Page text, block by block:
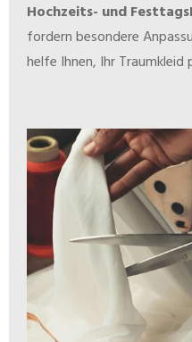
Hochzeits- und
fordernbesondereAnpassu
helfe Ihnen, IhrTraumkleid